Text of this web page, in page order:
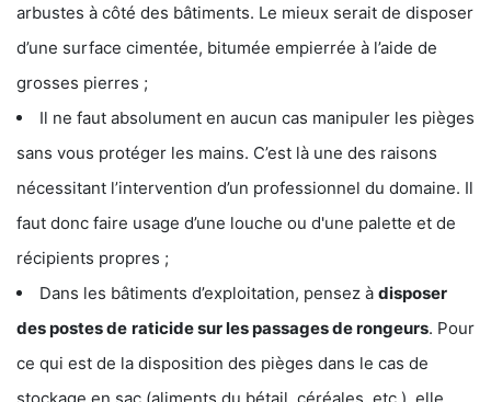
arbustes à côté des bâtiments. Le mieux serait de disposer
d’une surface cimentée, bitumée empierrée à l’aide de
grosses pierres ;
Il ne faut absolument en aucun cas manipuler les pièges
sans vous protéger les mains. C’est là une des raisons
nécessitant l’intervention d’un professionnel du domaine. Il
faut donc faire usage d’une louche ou d'une palette et de
récipients propres ;
Dans les bâtiments d’exploitation, pensez à disposer
des postes de raticide sur les passages de rongeurs. Pour
ce qui est de la disposition des pièges dans le cas de
stockage en sac (aliments du bétail, céréales, etc.), elle